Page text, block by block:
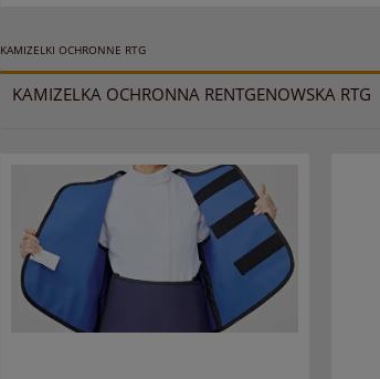
KAMIZELKI OCHRONNE RTG
KAMIZELKA OCHRONNA RENTGENOWSKA RTG